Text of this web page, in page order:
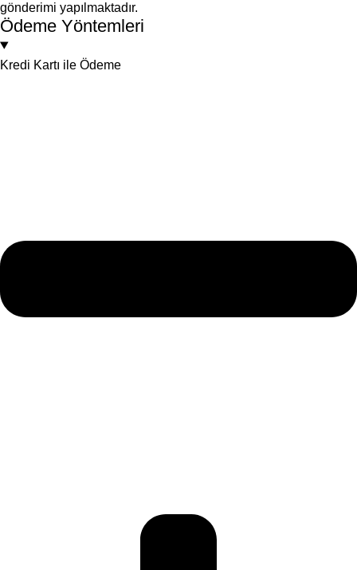
gönderimi yapılmaktadır.
Ödeme Yöntemleri
Kredi Kartı ile Ödeme